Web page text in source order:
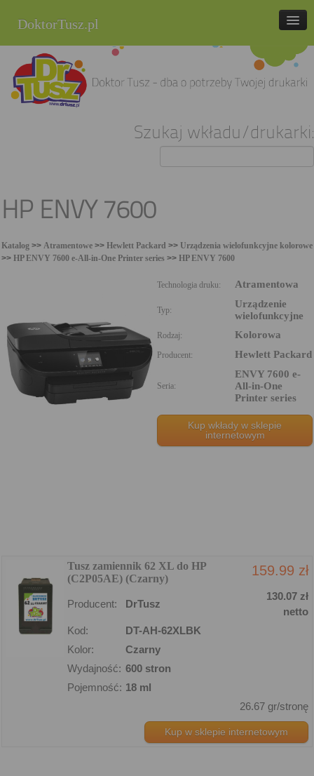
DoktorTusz.pl
tel. 857 337 337
Strona główna
Sklep internetowy
Szukaj wkładu/drukarki:
HP ENVY 7600
Katalog >> Atramentowe >> Hewlett Packard >> Urządzenia wielofunkcyjne kolorowe
>> HP ENVY 7600 e-All-in-One Printer series >> HP ENVY 7600
Technologia druku: Atramentowa
Typ:
Urządzenie
wielofunkcyjne
Rodzaj: Kolorowa
Producent: Hewlett Packard
Seria:
ENVY 7600 e-
All-in-One
Printer series
Kup wkłady w sklepie
internetowym
Tusz zamiennik 62 XL do HP
(C2P05AE) (Czarny)
159.99 zł
Producent: DrTusz
130.07 zł
netto
Kod:
DT-AH-62XLBK
Kolor:
Czarny
Wydajność: 600 stron
Pojemność: 18 ml
26.67 gr/stronę
Kup w sklepie internetowym